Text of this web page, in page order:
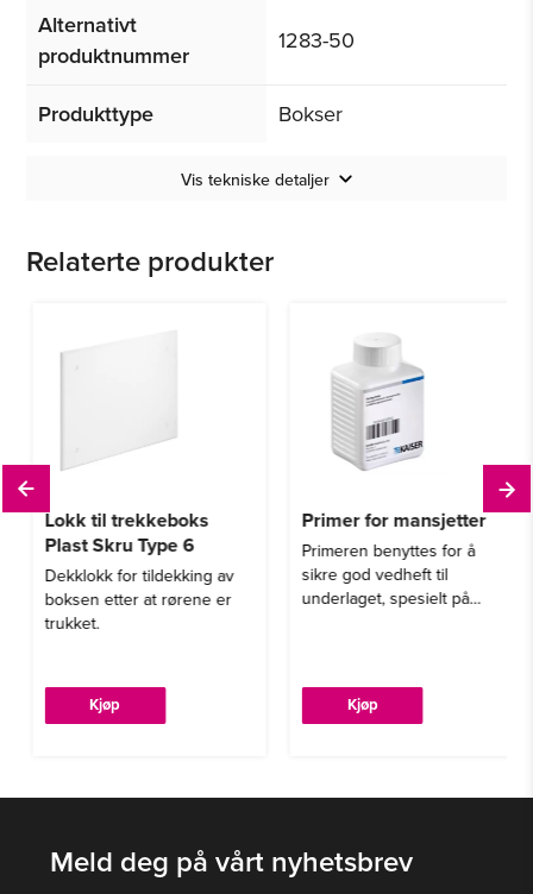
Alternativt
produktnummer
1283-50
Produkttype Bokser
Vis tekniske detaljer
Relaterte produkter
Lokk til trekkeboks
Plast Skru Type 6
Dekklokk for tildekking av
boksen etter at rørene er
trukket.
Kjøp
Primer for mansjetter
Primeren benyttes for å
sikre god vedheft til
underlaget, spesielt på
Kjøp
Meld deg på vårt nyhetsbrev